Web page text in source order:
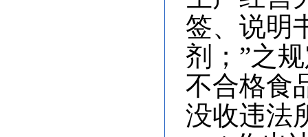
签、说明
剂；”之
不合格食
没收违法